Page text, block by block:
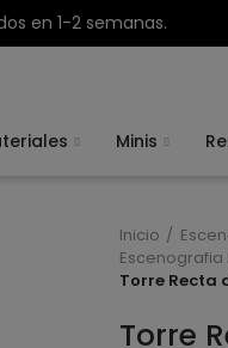
en 1-2 semanas.
Minis
Inicio
Torre Recta
Torre